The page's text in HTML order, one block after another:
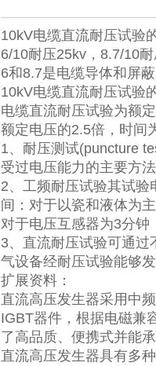
10kV电缆直流耐压试验
6/10耐压25kv，8.7/10
6和8.7是电缆导体和屏
10kV电缆直流耐压试验
电缆直流耐压试验为额
额定电压的2.5倍，时间
1、耐压测试(puncture
受过电压能力的主要方
2、工频耐压试验其试
间：对于以瓷和液体为
对于电压互感器为3分钟
3、直流耐压试验可通
气设备经耐压试验能够
扩展资料：
直流高压发生器采用中
IGBT器件，根据电磁兼
了高品质、便携式并能
直流高压发生器具有多